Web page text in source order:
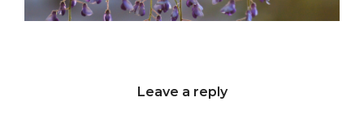
Leave a reply